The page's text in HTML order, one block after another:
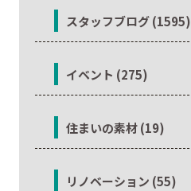
スタッフブログ (1595)
イベント (275)
住まいの素材 (19)
リノベーション (55)